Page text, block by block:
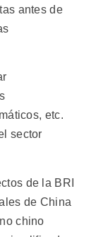
antes de
etc.
sector
de la BRI
de China
chino